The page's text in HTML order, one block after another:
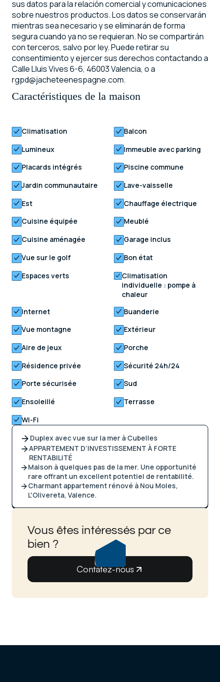
sus datos para la relación comercial y comunicaciones
sobre nuestros productos. Los datos se conservarán
mientras sea necesario y se eliminarán de forma
segura cuando ya no se requieran. No se compartirán
con terceros, salvo por ley. Puede retirar su
consentimiento y ejercer sus derechos contactando a
Calle Lluis Vives 6-6, 46003 Valencia, o a
rgpd@jacheteenespagne.com.
Caractéristiques de la maison
Climatisation
Balcon
Lumineux
Immeuble avec parking
Placards intégrés
Piscine commune
Jardin communautaire
Lave-vaisselle
Est
Chauffage électrique
Cuisine équipée
Meublé
Cuisine aménagée
Garage inclus
Vue sur le golf
Bon état
Espaces verts
Climatisation
individuelle : pompe à
chaleur
Internet
Buanderie
Vue montagne
Extérieur
Aire de jeux
Porche
Résidence privée
Sécurité 24h/24
Porte sécurisée
Sud
Ensoleillé
Terrasse
Wi-Fi
Duplex avec vue sur la mer à Cubelles
APPARTEMENT D’INVESTISSEMENT À FORTE
RENTABILITÉ
Maison à quelques pas de la mer. Une opportunité
rare offrant un excellent potentiel de rentabilité.
Charmant appartement rénové à Nou Moles,
L'Olivereta, Valence.
Vous êtes intéressés par ce
bien ?
Contatez-nous